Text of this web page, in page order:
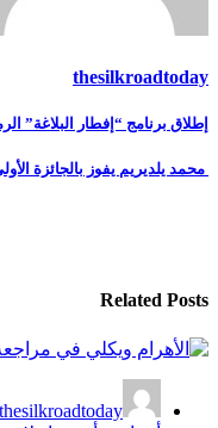
thesilkroadtoday
تصفّح
المقالات
إطلاق برنامج “إفطار البلاغة”
محمد يلديريم يفوز بالجائزة
Related Posts
thesilkroadtoday